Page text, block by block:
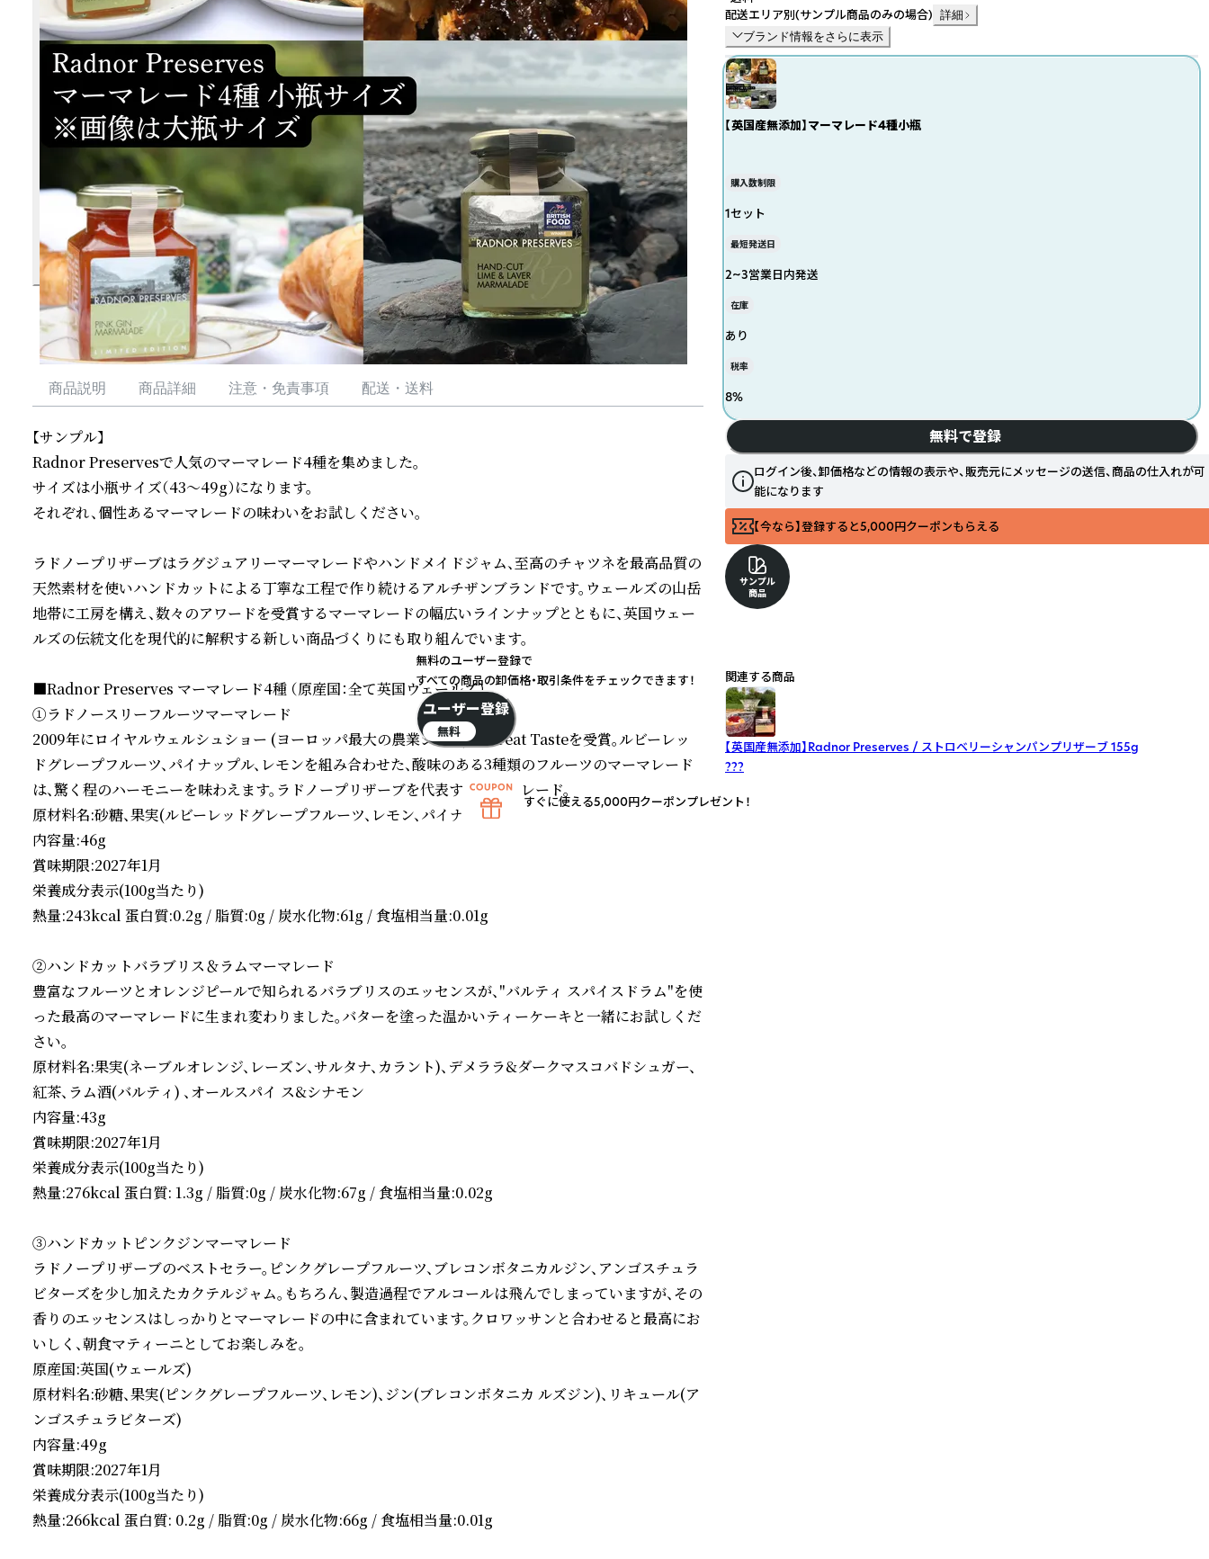
商品説明 商品詳細 注意・免責事項 配送・送料
【サンプル】
Radnor Preservesで人気のマーマレード4種を集めました。
サイズは小瓶サイズ（43〜49g）になります。
それぞれ、個性あるマーマレードの味わいをお試しください。
ラドノープリザーブはラグジュアリーマーマレードやハンドメイドジャム、至高のチャツネを最高品質の
天然素材を使いハンドカットによる丁寧な工程で作り続けるアルチザンブランドです。ウェールズの山岳
地帯に工房を構え、数々のアワードを受賞するマーマレードの幅広いラインナップとともに、英国ウェー
ルズの伝統文化を現代的に解釈する新しい商品づくりにも取り組んでいます。
■Radnor Preserves マーマレード4種 （原産国：全て英国ウェールズ）
①ラドノースリーフルーツマーマレード
2009年にロイヤルウェルシュショー (ヨーロッパ最大の農業ショー) でGreat Tasteを受賞。ルビーレッ
ドグレープフルーツ、パイナップル、レモンを組み合わせた、酸味のある3種類のフルーツのマーマレード
は、驚く程のハーモニーを味わえます。ラドノープリザーブを代表するマーマレード。
原材料名:砂糖、果実(ルビーレッドグレープフルーツ、レモン、パイナップル)
内容量:46g
賞味期限:2027年1月
栄養成分表示(100g当たり)
熱量:243kcal 蛋白質:0.2g / 脂質:0g / 炭水化物:61g / 食塩相当量:0.01g
②ハンドカットバラブリス＆ラムマーマレード
豊富なフルーツとオレンジピールで知られるバラブリスのエッセンスが、"バルティ スパイスドラム"を使
った最高のマーマレードに生まれ変わりました。バターを塗った温かいティーケーキと一緒にお試しくだ
さい。
原材料名:果実(ネーブルオレンジ、レーズン、サルタナ、カラント)、デメララ&ダークマスコバドシュガー、
紅茶、ラム酒(バルティ) 、オールスパイ ス&シナモン
内容量:43g
賞味期限:2027年1月
栄養成分表示(100g当たり)
熱量:276kcal 蛋白質: 1.3g / 脂質:0g / 炭水化物:67g / 食塩相当量:0.02g
③ハンドカットピンクジンマーマレード
ラドノープリザーブのベストセラー。ピンクグレープフルーツ、ブレコンボタニカルジン、アンゴスチュラ
ビターズを少し加えたカクテルジャム。もちろん、製造過程でアルコールは飛んでしまっていますが、その
香りのエッセンスはしっかりとマーマレードの中に含まれています。クロワッサンと合わせると最高にお
いしく、朝食マティーニとしてお楽しみを。
原産国:英国(ウェールズ)
原材料名:砂糖、果実(ピンクグレープフルーツ、レモン)、ジン(ブレコンボタニカ ルズジン)、リキュール(ア
ンゴスチュラビターズ)
内容量:49g
賞味期限:2027年1月
栄養成分表示(100g当たり)
熱量:266kcal 蛋白質: 0.2g / 脂質:0g / 炭水化物:66g / 食塩相当量:0.01g
配送エリア別(サンプル商品のみの場合) 詳細
ブランド情報をさらに表示
【英国産無添加】マーマレード4種小瓶
購入数制限
1セット
最短発送日
2~3営業日内発送
在庫
あり
税率
8%
無料で登録
ログイン後、卸価格などの情報の表示や、販売元にメッセージの送信、商品の仕入れが可
能になります
【今なら】登録すると5,000円クーポンもらえる
サンプル
商品
関連する商品
【英国産無添加】Radnor Preserves / ストロベリーシャンパンプリザーブ 155g
???
無料のユーザー登録で
すべての商品の卸価格・取引条件をチェックできます！
ユーザー登録
無料
すぐに使える5,000円クーポンプレゼント！